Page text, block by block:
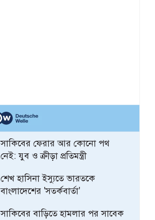
সাকিবের ফেরার আর কোনো পথ
নেই: যুব ও ক্রীড়া প্রতিমন্ত্রী
শেখ হাসিনা ইস্যুতে ভারতকে
বাংলাদেশের 'সতর্কবার্তা'
সাকিবের বাড়িতে হামলার পর সাবেক